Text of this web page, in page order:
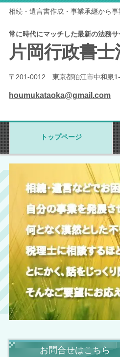
相続・遺言書作成・事業承継から
常に時代にマッチした最新の法務
片岡行政書
〒201-0012 東京都狛江市中和泉
houmukataoka@gmail.com
トップページ
お問合せはこちら